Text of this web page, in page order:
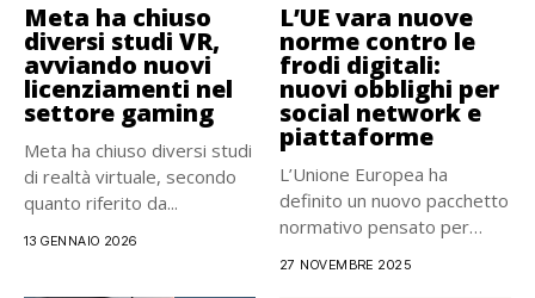
Meta ha chiuso
diversi studi VR,
avviando nuovi
licenziamenti nel
settore gaming
Meta ha chiuso diversi studi
di realtà virtuale, secondo
quanto riferito da...
13 GENNAIO 2026
L’UE vara nuove
norme contro le
frodi digitali:
nuovi obblighi per
social network e
piattaforme
L’Unione Europea ha
definito un nuovo pacchetto
normativo pensato per
27 NOVEMBRE 2025